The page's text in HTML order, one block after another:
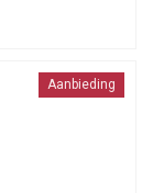
Aanbieding